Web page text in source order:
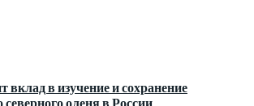
вклад в изучение и сохранение
оленя в России